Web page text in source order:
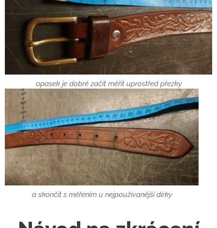
opasek je dobré začít měřit uprostřed přezky
a skončit s měřením u nejpoužívanější dírky